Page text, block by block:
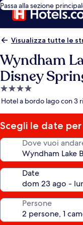
Passa alla sezione
Visualizza tutte le
Wyndham
Disney
Struttura
a
stelle
Hotel a bordo lago con 3
Scegli le date
Dove vuoi
Date
Persone